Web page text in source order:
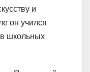
и
он учился
школьных